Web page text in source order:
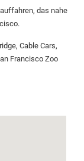
das nahe
Cable Cars,
Francisco Zoo